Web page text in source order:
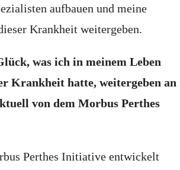
aufbauen und meine
Krankheit weitergeben.
was ich in meinem Leben
Krankheit hatte, weitergeben an
von dem Morbus Perthes
Perthes Initiative entwickelt